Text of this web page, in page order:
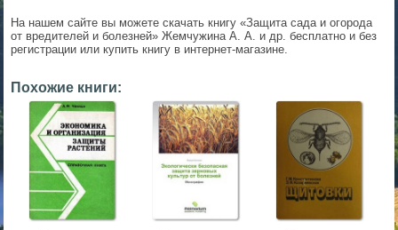
На нашем сайте вы можете скачать книгу «Защита сада и огорода
от вредителей и болезней» Жемчужина А. А. и др. бесплатно и без
регистрации или купить книгу в интернет-магазине.
Похожие книги: